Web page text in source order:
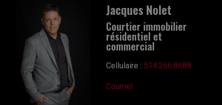
Jacques Nolet
Courtier immobilier
résidentiel et
commercial
Cellulaire : 514.266.8688
Courriel